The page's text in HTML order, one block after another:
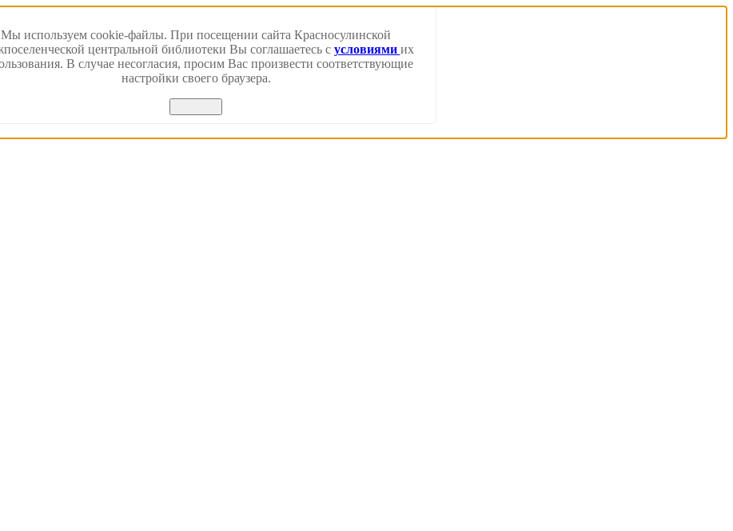
Мы используем cookie-файлы. При посещении сайта Красносулинской
центральной библиотеки Вы соглашаетесь с условиями их
В случае несогласия, просим Вас произвести соответствующие
настройки своего браузера.